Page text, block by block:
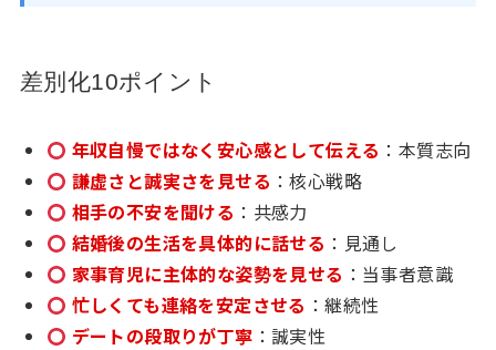
差別化10ポイント
年収自慢ではなく安心感として伝える ：本質志向
謙虚さと誠実さを見せる ：核心戦略
相手の不安を聞ける ：共感力
結婚後の生活を具体的に話せる ：見通し
家事育児に主体的な姿勢を見せる ：当事者意識
忙しくても連絡を安定させる ：継続性
デートの段取りが丁寧 ：誠実性